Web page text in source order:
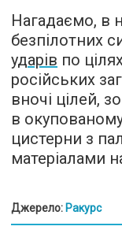
Нагадаємо, в
безпілотних
ударів по
російських
вночі цілей,
в
цистерни з
матеріалами
Джерело: Ракурс